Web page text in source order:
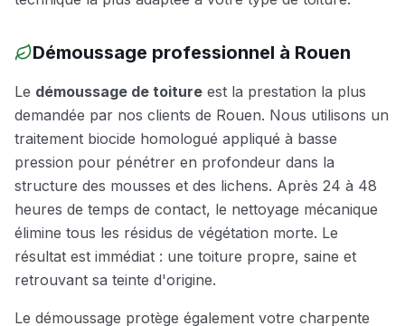
Démoussage professionnel à Rouen
Le démoussage de toiture est la prestation la plus
demandée par nos clients de Rouen. Nous utilisons un
traitement biocide homologué appliqué à basse
pression pour pénétrer en profondeur dans la
structure des mousses et des lichens. Après 24 à 48
heures de temps de contact, le nettoyage mécanique
élimine tous les résidus de végétation morte. Le
résultat est immédiat : une toiture propre, saine et
retrouvant sa teinte d'origine.
Le démoussage protège également votre charpente